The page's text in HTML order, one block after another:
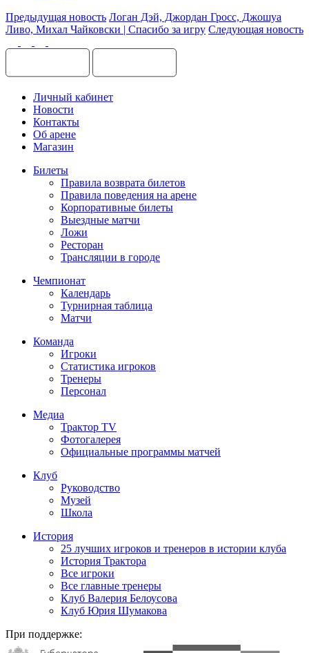
Предыдущая новость Логан Дэй, Джордан Гросс, Джошуа
Ливо, Михал Чайковски | Спасибо за игру Следующая новость
Личный кабинет
Новости
Контакты
Об арене
Магазин
Билеты
Правила возврата билетов
Правила поведения на арене
Корпоративные билеты
Выездные матчи
Ложи
Ресторан
Трансляции в городе
Чемпионат
Календарь
Турнирная таблица
Матчи
Команда
Игроки
Статистика игроков
Тренеры
Персонал
Медиа
Трактор TV
Фотогалерея
Официальные программы матчей
Клуб
Руководство
Музей
Школа
История
25 лучших игроков и тренеров в истории клуба
История Трактора
Все игроки
Все главные тренеры
Клуб Валерия Белоусова
Клуб Юрия Шумакова
При поддержке: